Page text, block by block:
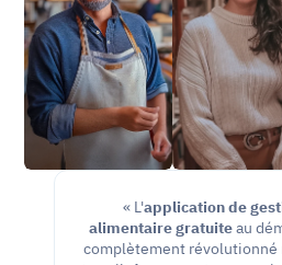
« L'application de
alimentaire gratuite au
complètement révolutionné